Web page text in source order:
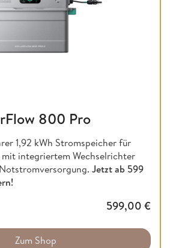
800 Pro
1,92 kWh Stromspeicher für
integriertem Wechselrichter
Jetzt ab 599
599,00 €
Zum Shop